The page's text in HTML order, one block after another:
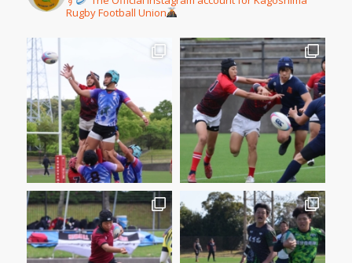
Rugby Football Union